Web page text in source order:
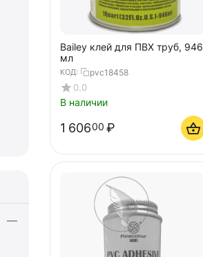
Bailey клей для ПВХ труб, 946
мл
КОД: pvc18458
0.0
В наличии
1 60600 ₽